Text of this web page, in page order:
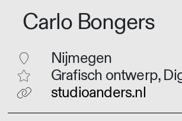
Carlo Bongers
Nijmegen
Grafisch ontwerp,
studioanders.nl